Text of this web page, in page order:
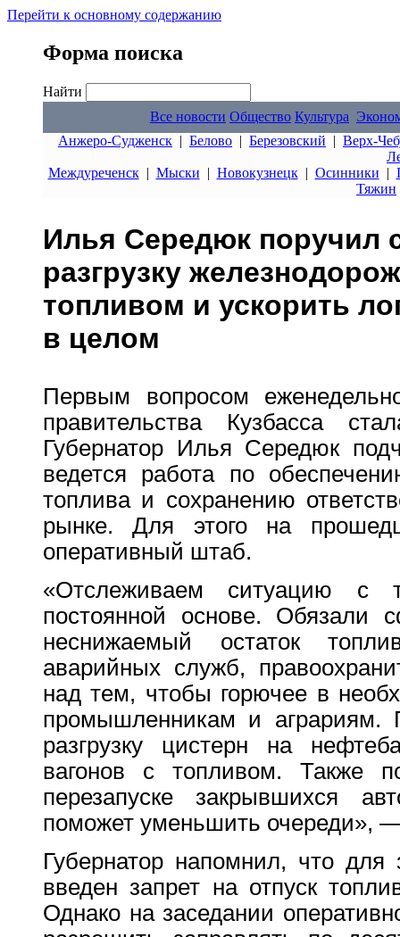
Перейти к основному содержанию
Форма поиска
Найти
Все новости Общество Культура
Анжеро-Судженск | Белово | Березовский | Верх-
Междуреченск| Мыски | Новокузнецк| Осинники |
Тяжин
Илья Середюк поручил
разгрузку
топливом и ускорить
в целом
Первым вопросом
правительства Кузбасса
Губернатор Илья Середюк
ведется работа по
топлива и сохранению
рынке. Для этого на
оперативный штаб.
«Отслеживаем ситуацию с
постоянной основе. Обязали
неснижаемый остаток
аварийных служб,
над тем, чтобы горючее в
промышленникам и аграриям.
разгрузку цистерн на
вагонов с топливом. Также
перезапуске закрывшихся
поможет уменьшить очереди»,
Губернатор напомнил, что
введен запрет на отпуск
Однако на заседании